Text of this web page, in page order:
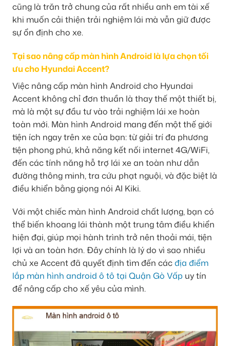
cũng là trăn trở chung của rất nhiều anh em tài xế
khi muốn cải thiện trải nghiệm lái mà vẫn giữ được
sự ổn định cho xe.
Tại sao nâng cấp màn hình Android là lựa chọn tối
ưu cho Hyundai Accent?
Việc nâng cấp màn hình Android cho Hyundai
Accent không chỉ đơn thuần là thay thế một thiết bị,
mà là một sự đầu tư vào trải nghiệm lái xe hoàn
toàn mới. Màn hình Android mang đến một thế giới
tiện ích ngay trên xe của bạn: từ giải trí đa phương
tiện phong phú, khả năng kết nối internet 4G/WiFi,
đến các tính năng hỗ trợ lái xe an toàn như dẫn
đường thông minh, tra cứu phạt nguội, và đặc biệt là
điều khiển bằng giọng nói AI Kiki.
Với một chiếc màn hình Android chất lượng, bạn có
thể biến khoang lái thành một trung tâm điều khiển
hiện đại, giúp mọi hành trình trở nên thoải mái, tiện
lợi và an toàn hơn. Đây chính là lý do vì sao nhiều
chủ xe Accent đã quyết định tìm đến cácđịa điểm
lắp màn hình android ô tô tại Quận Gò Vấp uy tín
để nâng cấp cho xế yêu của mình.